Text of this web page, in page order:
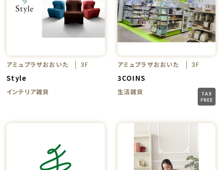
アミュプラザおおいた 3F
Style
インテリア雑貨
アミュプラザおおいた 3F
3COINS
生活雑貨